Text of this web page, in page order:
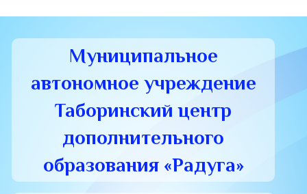
Муниципальное
автономное учреждение
Таборинский центр
дополнительного
образования «Радуга»